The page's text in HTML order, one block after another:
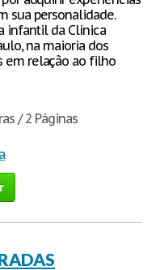
sua personalidade.
infantil da Clínica
na maioria dos
em relação ao filho
/ 2 Páginas